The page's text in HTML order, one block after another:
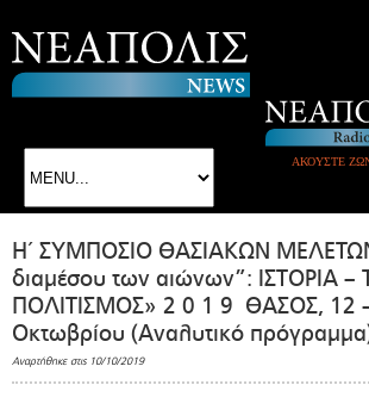
ΑΚΟΥΣΤΕ
Η΄ ΣΥΜΠΟΣΙΟ ΘΑΣΙΑΚΩΝ
διαμέσου των αιώνων”: ΙΣΤΟΡΙΑ –
ΠΟΛΙΤΙΣΜΟΣ» 2 0 1 9 ΘΑΣΟΣ, 12
Oκτωβρίου (Αναλυτικό
Αναρτήθηκε στις 10/10/2019